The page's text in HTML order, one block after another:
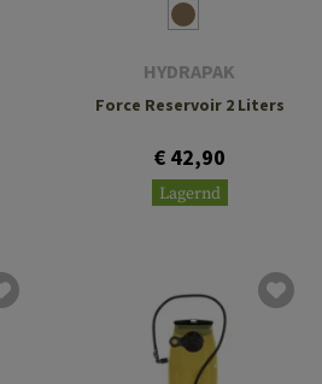
HYDRAPAK
Force Reservoir 2 Liters
€ 42,90
Lagernd